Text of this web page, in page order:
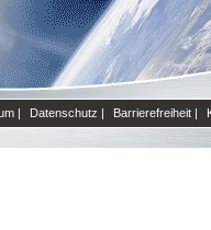
| Datenschutz | Barrierefreiheit |